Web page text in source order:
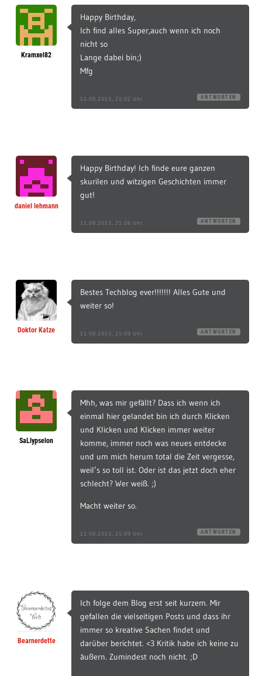
Kramxel82
Happy Birthday,
Ich find alles Super,auch wenn ich noch
nicht so
Lange dabei bin;)
Mfg
11.09.2013, 21:02 Uhr ANTWORTEN
daniel lehmann
Happy Birthday! Ich finde eure ganzen
skurilen und witzigen Geschichten immer
gut!
11.09.2013, 21:06 Uhr ANTWORTEN
Doktor Katze
Bestes Techblog ever!!!!!!! Alles Gute und
weiter so!
11.09.2013, 21:09 Uhr ANTWORTEN
SaLlypselon
Mhh, was mir gefällt? Dass ich wenn ich
einmal hier gelandet bin ich durch Klicken
und Klicken und Klicken immer weiter
komme, immer noch was neues entdecke
und um mich herum total die Zeit vergesse,
weil’s so toll ist. Oder ist das jetzt doch eher
schlecht? Wer weiß. ;)
Macht weiter so.
11.09.2013, 21:09 Uhr ANTWORTEN
Bearnerdette
Ich folge dem Blog erst seit kurzem. Mir
gefallen die vielseitigen Posts und dass ihr
immer so kreative Sachen findet und
darüber berichtet. <3 Kritik habe ich keine zu
äußern. Zumindest noch nicht. ;D